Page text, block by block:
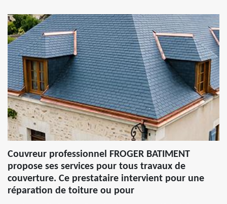
Couvreur professionnel FROGER BATIMENT
propose ses services pour tous travaux de
couverture. Ce prestataire intervient pour une
réparation de toiture ou pour